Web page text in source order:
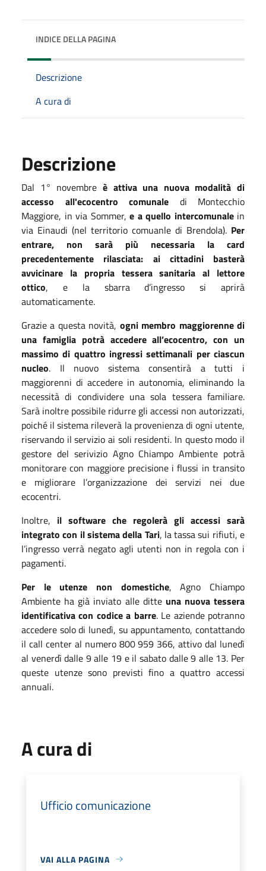
INDICE DELLA PAGINA
Descrizione
A cura di
Descrizione
Dal 1° novembre è attiva una nuova modalità di
accesso all'ecocentro comunale di Montecchio
Maggiore, in via Sommer, e a quello intercomunalein
via Einaudi (nel territorio comuanle di Brendola). Per
entrare, non sarà più necessaria la card
precedentemente rilasciata: ai cittadini basterà
avvicinare la propria tessera sanitaria al lettore
ottico, e la sbarra d’ingresso si aprirà
automaticamente.
Grazie a questa novità, ogni membro maggiorenne di
una famiglia potrà accedere all’ecocentro, con un
massimo di quattro ingressi settimanali per ciascun
nucleo. Il nuovo sistema consentirà a tutti i
maggiorenni di accedere in autonomia, eliminando la
necessità di condividere una sola tessera familiare.
Sarà inoltre possibile ridurre gli accessi non autorizzati,
poiché il sistema rileverà la provenienza di ogni utente,
riservando il servizio ai soli residenti. In questo modo il
gestore del serivizio Agno Chiampo Ambiente potrà
monitorare con maggiore precisione i flussi in transito
e migliorare l’organizzazione dei servizi nei due
ecocentri.
Inoltre, il software che regolerà gli accessi sarà
integrato con il sistema della Tari, la tassa sui rifiuti, e
l’ingresso verrà negato agli utenti non in regola con i
pagamenti.
Per le utenze non domestiche, Agno Chiampo
Ambiente ha già inviato alle ditte una nuova tessera
identificativa con codice a barre. Le aziende potranno
accedere solo di lunedì, su appuntamento, contattando
il call center al numero 800 959 366, attivo dal lunedì
al venerdì dalle 9 alle 19 e il sabato dalle 9 alle 13. Per
queste utenze sono previsti fino a quattro accessi
annuali.
A cura di
Ufficio comunicazione
VAI ALLA PAGINA